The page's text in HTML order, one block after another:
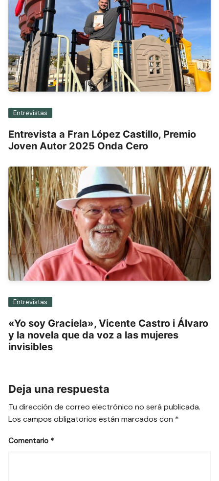
Entrevistas
Entrevista a Fran López Castillo, Premio
Joven Autor 2025 Onda Cero
Entrevistas
«Yo soy Graciela», Vicente Castro i Álvaro
y la novela que da voz a las mujeres
invisibles
Deja una respuesta
Tu dirección de correo electrónico no será publicada.
Los campos obligatorios están marcados con *
Comentario *